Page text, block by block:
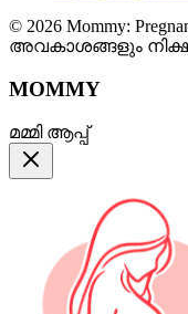
© 2026 Mommy:
അവകാശങ്ങളും
MOMMY
മമ്മി ആപ്പ്